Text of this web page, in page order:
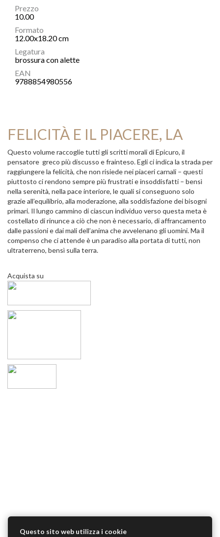
Prezzo
10.00
Formato
12.00x18.20 cm
Legatura
brossura con alette
EAN
9788854980556
FELICITÀ E IL PIACERE, LA
Questo volume raccoglie tutti gli scritti morali di Epicuro, il
pensatore greco più discusso e frainteso. Egli ci indica la strada per
raggiungere la felicità, che non risiede nei piaceri carnali – questi
piuttosto ci rendono sempre più frustrati e insoddisfatti – bensì
nella serenità, nella pace interiore, le quali si conseguono solo
grazie all’equilibrio, alla moderazione, alla soddisfazione dei bisogni
primari. Il lungo cammino di ciascun individuo verso questa meta è
costellato di rinunce a ciò che non è necessario, di affrancamento
dalle passioni e dai mali dell’anima che avvelenano gli uomini. Ma il
compenso che ci attende è un paradiso alla portata di tutti, non
ultraterreno, bensì sulla terra.
Acquista su
Questo sito web utilizza i cookie